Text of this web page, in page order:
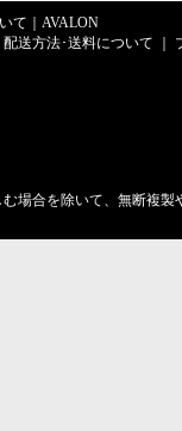
て
AVALON
配送方法･送料について
場合を除いて、無断複